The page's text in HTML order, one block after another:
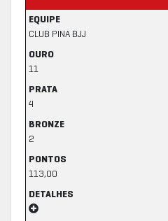
EQUIPE
CLUB PINA BJJ
OURO
11
PRATA
4
BRONZE
2
PONTOS
113,00
DETALHES